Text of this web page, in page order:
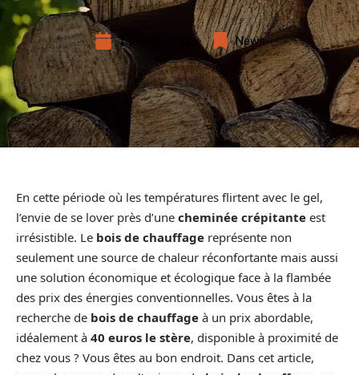
1 janvier 2025 News
En cette période où les températures flirtent avec le gel,
l’envie de se lover près d’une cheminée crépitante est
irrésistible. Le bois de chauffage représente non
seulement une source de chaleur réconfortante mais aussi
une solution économique et écologique face à la flambée
des prix des énergies conventionnelles. Vous êtes à la
recherche de bois de chauffage à un prix abordable,
idéalement à 40 euros le stère, disponible à proximité de
chez vous ? Vous êtes au bon endroit. Dans cet article,